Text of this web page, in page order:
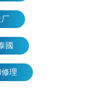
國
理